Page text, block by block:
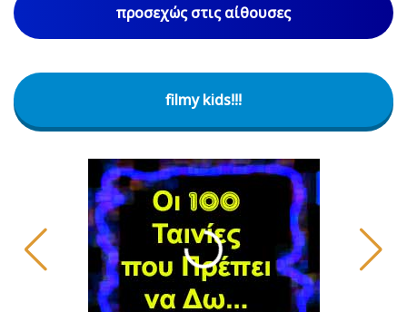
προσεχώς στις αίθουσες
filmy kids!!!